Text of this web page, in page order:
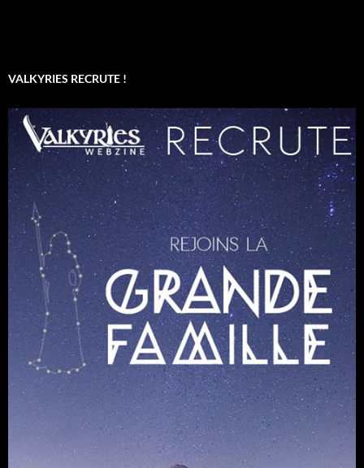
VALKYRIES RECRUTE !